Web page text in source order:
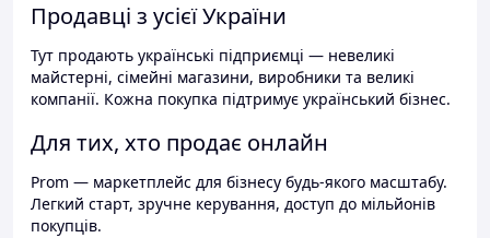
Продавці з усієї України
Тут продають українські підприємці — невеликі
майстерні, сімейні магазини, виробники та великі
компанії. Кожна покупка підтримує український бізнес.
Для тих, хто продає онлайн
Prom — маркетплейс для бізнесу будь-якого масштабу.
Легкий старт, зручне керування, доступ до мільйонів
покупців.